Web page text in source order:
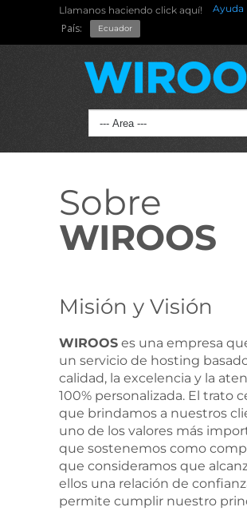
Llamanos haciendo click aquí! Ayuda
País: Ecuador
Sobre
WIROOS
Misión y Visión
WIROOS es una empresa
un servicio de hosting
calidad, la excelencia y la
100% personalizada. El trato
que brindamos a nuestros
uno de los valores más
que sostenemos como
que consideramos que
ellos una relación de
permite cumplir nuestro